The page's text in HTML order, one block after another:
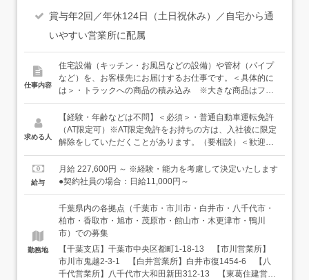
賞与年2回／年休124日（土日祝休み）／自宅から通
いやすい営業所に配属
仕事内容
住宅設備（キッチン・お風呂などの設備）や管材（パイプ
など）を、お客様先にお届けするお仕事です。＜具体的に
は＞・トラックへの商品の積み込み ※大きな商品はフォ
ークリフトを使用・配送、積み下ろし・倉庫の片付けなど
★配送には1.5〜2tトラックを使用します。★営業担当は別
でいますので、配送に専念できます。★配送エリアは、配
属となる営業所近隣の市町村。長距離の運転はありませ
を十分に設けます。慣れたうえで、ひとり立ちができます
ので未経験の方もご安心ください。◆興味があれば…本社
納品された商品を、房総エリア（茂原・木更津・館山・鴨
川）にある各営業所へと届けます。雇用条件などが異なり
ますので、興味がある方は面接時にお伝えください。
求める人
【経験・年齢などは不問】＜必須＞・普通自動車運転免許
（AT限定可）※AT限定免許をお持ちの方は、入社後に限定
解除をしていただくことがあります。（要相談）＜歓迎／
あれば活かせます＞・準中型免許をお持ちの方※平成29年
3月12日までに普通免許（MT車）を取得した方はすでに取
得済みの免許です・フォークリフト免許★仕事に必要とな
給与
月給 227,600円 ～ ※経験・能力を考慮して決定いたします
●契約社員の場合：日給11,000円～
勤務地
千葉県内の各拠点（千葉市・市川市・白井市・八千代市・
柏市・香取市・旭市・茂原市・館山市・木更津市・鴨川
市）での募集
【千葉支店】千葉市中央区都町1-18-13 【市川営業所】
市川市鬼越2-3-1 【白井営業所】白井市復1454-6 【八
千代営業所】八千代市大和田新田312-13 【東葛住建営業